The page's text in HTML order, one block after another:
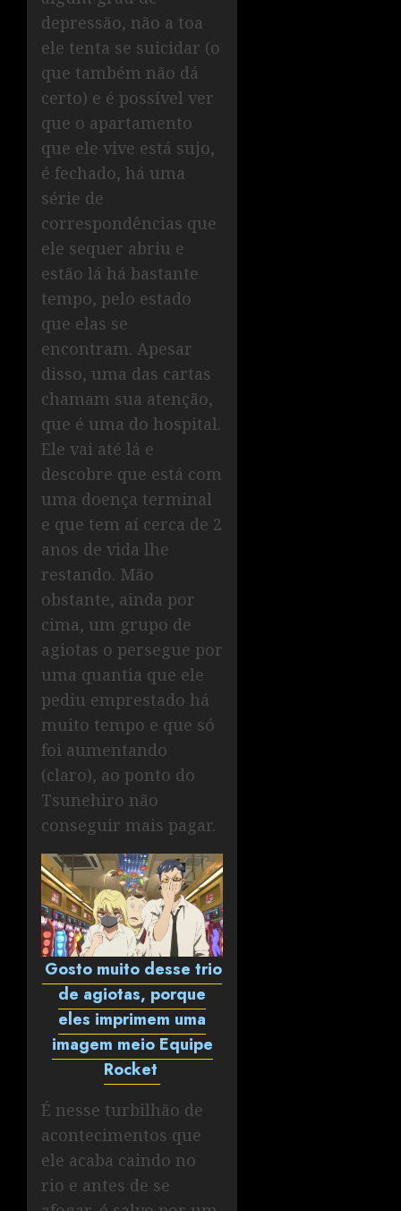
depressão, não a toa
ele tenta se suicidar (o
que também não dá
certo) e é possível ver
que o apartamento
que ele vive está sujo,
é fechado, há uma
série de
correspondências que
ele sequer abriu e
estão lá há bastante
tempo, pelo estado
que elas se
encontram. Apesar
disso, uma das cartas
chamam sua atenção,
que é uma do hospital.
Ele vai até lá e
descobre que está com
uma doença terminal
e que tem aí cerca de 2
anos de vida lhe
restando. Mão
obstante, ainda por
cima, um grupo de
agiotas o persegue por
uma quantia que ele
pediu emprestado há
muito tempo e que só
foi aumentando
(claro), ao ponto do
Tsunehiro não
conseguir mais pagar.
Gosto muito desse trio
de agiotas, porque
eles imprimem uma
imagem meio Equipe
Rocket
É nesse turbilhão de
acontecimentos que
ele acaba caindo no
rio e antes de se